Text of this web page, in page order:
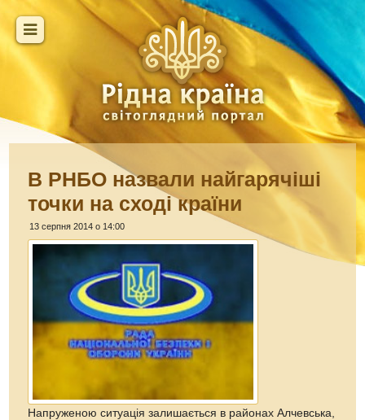
В РНБО назвали найгарячіші
точки на сході країни
13 серпня 2014 о 14:00
Напруженою ситуація залишається в районах Алчевська,